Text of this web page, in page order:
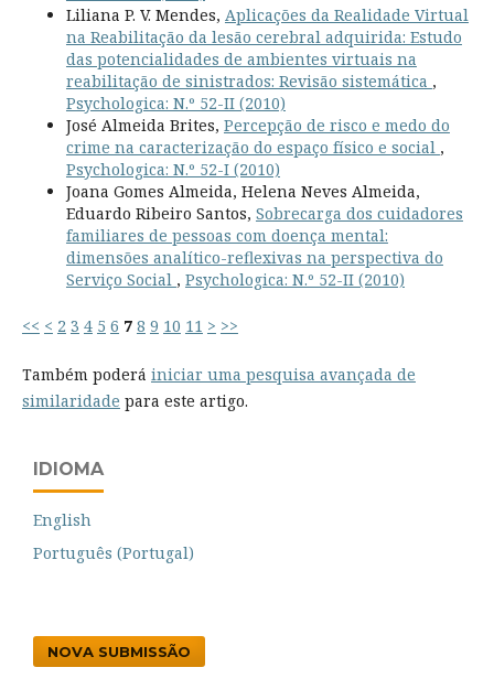
Liliana P. V. Mendes, Aplicações da Realidade Virtual
na Reabilitação da lesão cerebral adquirida: Estudo
das potencialidades de ambientes virtuais na
reabilitação de sinistrados: Revisão sistemática ,
Psychologica: N.º 52-II (2010)
José Almeida Brites, Percepção de risco e medo do
crime na caracterização do espaço físico e social ,
Psychologica: N.º 52-I (2010)
Joana Gomes Almeida, Helena Neves Almeida,
Eduardo Ribeiro Santos, Sobrecarga dos cuidadores
familiares de pessoas com doença mental:
dimensões analítico-reflexivas na perspectiva do
Serviço Social , Psychologica: N.º 52-II (2010)
<< < 2 3 4 5 6 7 8 9 10 11 > >>
Também poderá iniciar uma pesquisa avançada de
similaridade para este artigo.
IDIOMA
English
Português (Portugal)
NOVA SUBMISSÃO